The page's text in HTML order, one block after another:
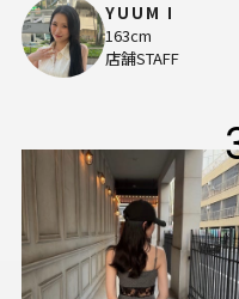
YUUM I
163cm
店舗STAFF